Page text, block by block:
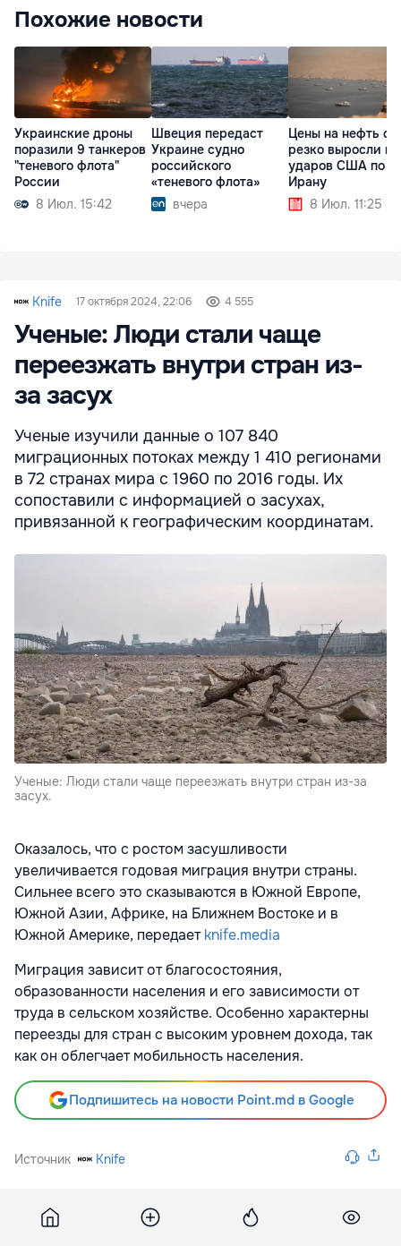
Похожие новости
Украинские дроны
поразили 9 танкеров
"теневого флота"
России
8 Июл. 15:42
Швеция передаст
Украине судно
российского
«теневого флота»
вчера
Цены на нефть
резко выросли
ударов США по
Ирану
8 Июл. 11:25
Knife 17 октября 2024, 22:06 4 555
Ученые: Люди стали чаще
переезжать внутри стран из-
за засух
Ученые изучили данные о 107 840
миграционных потоках между 1 410 регионами
в 72 странах мира с 1960 по 2016 годы. Их
сопоставили с информацией о засухах,
привязанной к географическим координатам.
Ученые: Люди стали чаще переезжать внутри стран из-за
засух.
Оказалось, что с ростом засушливости
увеличивается годовая миграция внутри страны.
Сильнее всего это сказываются в Южной Европе,
Южной Азии, Африке, на Ближнем Востоке и в
Южной Америке, передаетknife.media
Миграция зависит от благосостояния,
образованности населения и его зависимости от
труда в сельском хозяйстве. Особенно характерны
переезды для стран с высоким уровнем дохода, так
как он облегчает мобильность населения.
Подпишитесь на новости Point.md в Google
Источник Knife